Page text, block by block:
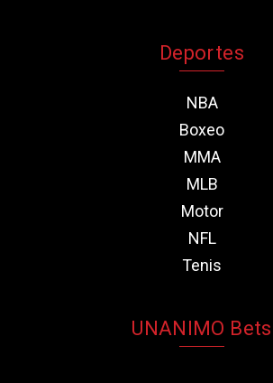
Deportes
NBA
Boxeo
MMA
MLB
Motor
NFL
Tenis
UNANIMO Bets